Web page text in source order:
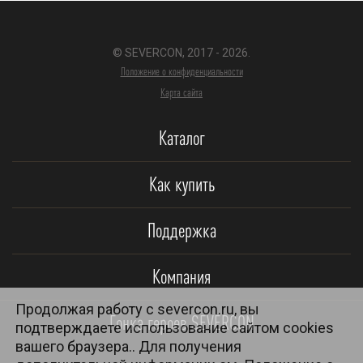
© SEVERCON, 2017 - 2026.
Положение о конфиденциальности
Карта сайта
Каталог
Как купить
Поддержка
Компания
Гонка героев SEVERCON
Продолжая работу с severcon.ru, вы
подтверждаете использование сайтом cookies
вашего браузера.. Для получения